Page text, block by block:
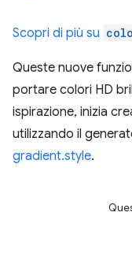
Scopri di più su
Queste nuove
portare colori HD
ispirazione, inizia
utilizzando il
gradient.style.